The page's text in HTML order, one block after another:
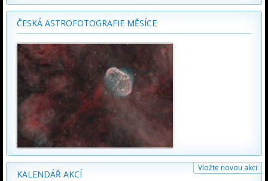
ČESKÁ ASTROFOTOGRAFIE MĚSÍCE
KALENDÁŘ AKCÍ
Vložte novou akci